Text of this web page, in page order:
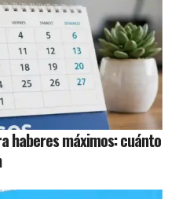
haberes máximos: cuánto